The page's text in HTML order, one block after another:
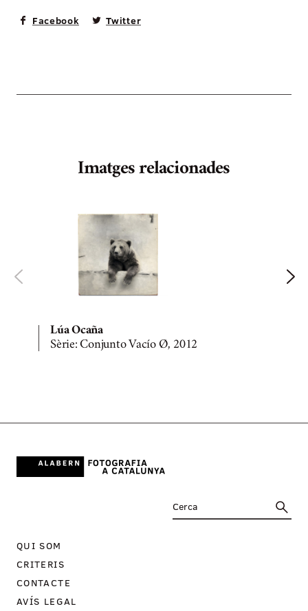
Facebook Twitter
Imatges relacionades
Lúa Ocaña
Sèrie: Conjunto Vacío Ø, 2012
QUI SOM
CRITERIS
CONTACTE
AVÍS LEGAL